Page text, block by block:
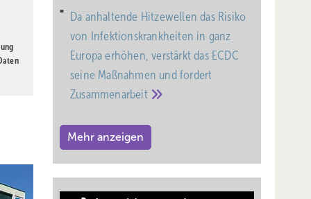
Da anhaltende Hitzewellen das Risiko
von Infektionskrankheiten in ganz
Europa erhöhen, verstärkt das ECDC
seine Maßnahmen und fordert
Zusammenarbeit
Mehr anzeigen